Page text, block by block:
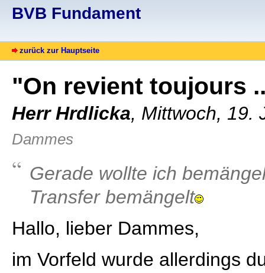
BVB Fundament
zurück zur Hauptseite
"On revient toujours
Herr Hrdlicka, Mittwoch, 19.
Dammes
Gerade wollte ich
Transfer bemängelt
Hallo, lieber Dammes,
im Vorfeld wurde allerdings